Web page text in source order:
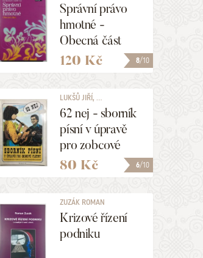
8/10
Správní právo
hmotné -
Obecná část
120 Kč
6/10
LUKŠŮ JIŘÍ, ...
62 nej - sborník
písní v úpravě
pro zobcové
flétny (Marko
Čermák)
80 Kč
ZUZÁK ROMAN
Krizové řízení
podniku